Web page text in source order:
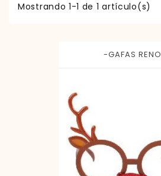
Mostrando 1-1 de 1 artículo(s)
-GAFAS RENO